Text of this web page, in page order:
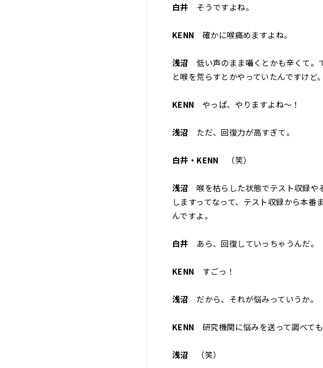
白井 そうですよね。
KENN 確かに喉痛めますよね。
浅沼 低い声のまま囁くとかも辛くて。
と喉を荒らすとかやっていたんですけど。
KENN やっぱ、やりますよね～！
浅沼 ただ、回復力が高すぎて。
白井・KENN （笑）
浅沼 喉を枯らした状態でテスト収録や
しますってなって、テスト収録から本番
んですよ。
白井 あら、回復していっちゃうんだ。
KENN すごっ！
浅沼 だから、それが悩みっていうか。
KENN 研究機関に悩みを送って調べて
浅沼 （笑）